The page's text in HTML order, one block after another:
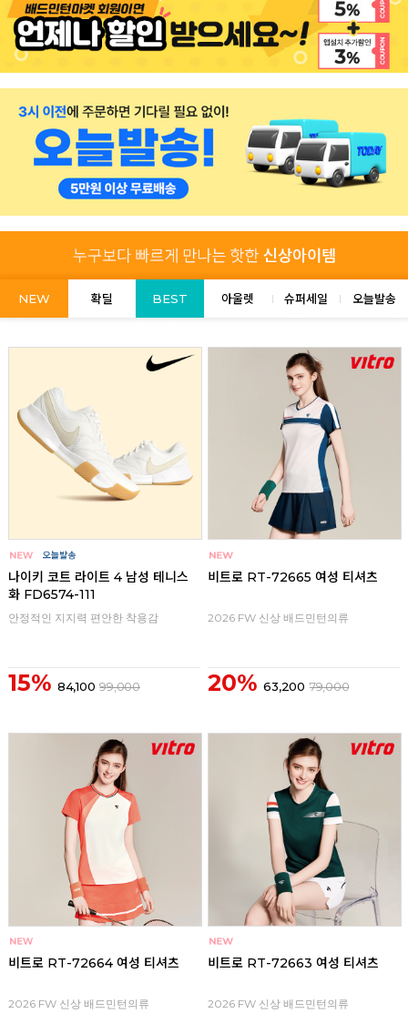
NEW 확딜 BEST 아울렛 슈퍼세일 오늘발송
나이키 코트 라이트 4 남성 테니스
화 FD6574-111
안정적인 지지력 편안한 착용감
15% 84,100 99,000
비트로 RT-72665 여성 티셔츠
2026 FW 신상 배드민턴의류
20% 63,200 79,000
비트로 RT-72664 여성 티셔츠
2026 FW 신상 배드민턴의류
비트로 RT-72663 여성 티셔츠
2026 FW 신상 배드민턴의류